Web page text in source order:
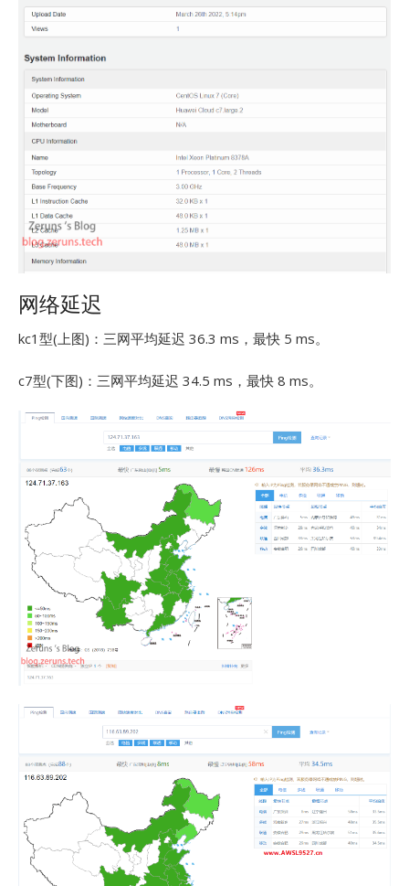
网络延迟
kc1型(上图)：三网平均延迟 36.3 ms，最快 5 ms。
c7型(下图)：三网平均延迟 34.5 ms，最快 8 ms。